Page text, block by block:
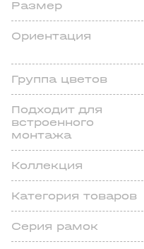
Размер
Ориентация
Группа цветов
Подходит для
встроенного
монтажа
Коллекция
Категория товаров
Серия рамок